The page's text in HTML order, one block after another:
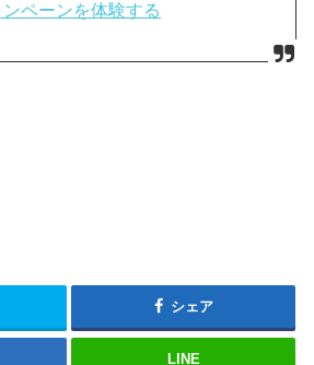
ペーンを体験する
シェア
LINE